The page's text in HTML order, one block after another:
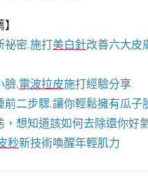
祕密,施打美白針改善六大皮
臉,電波拉皮施打經驗分享
前二步驟,讓你輕鬆擁有瓜子
，想知道該如何去除還你好
秒新技術喚醒年輕肌力